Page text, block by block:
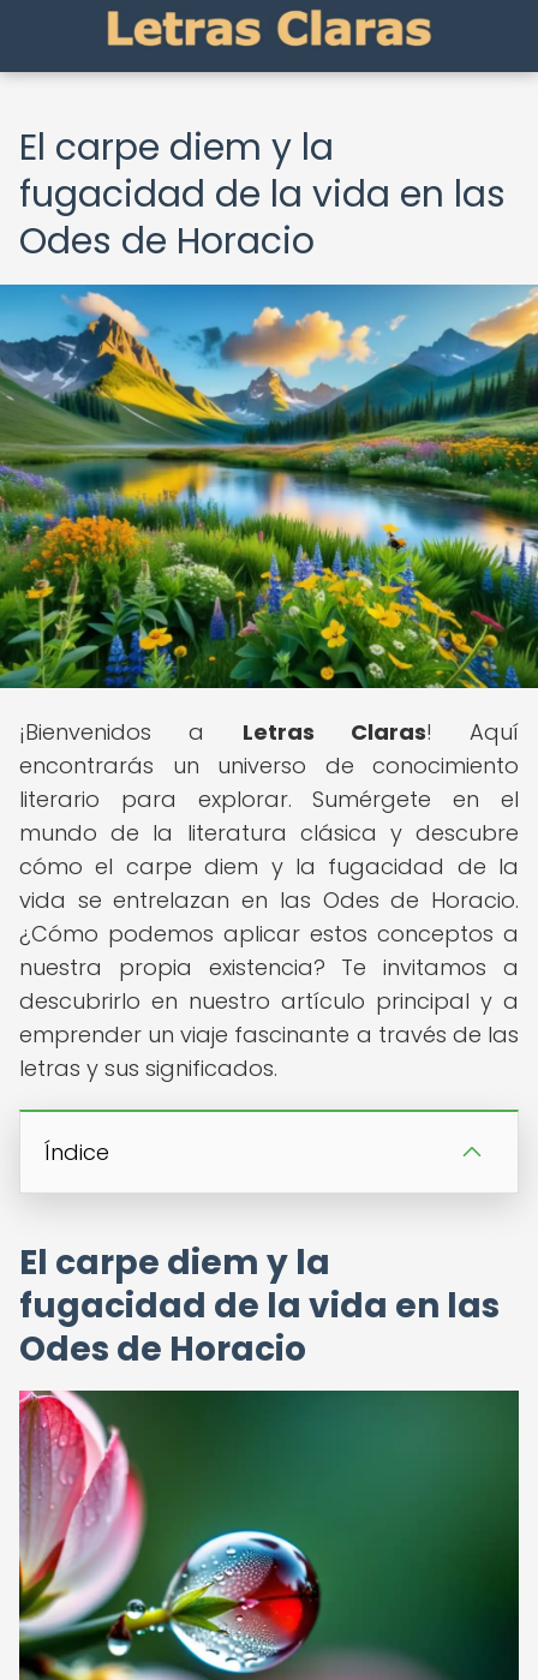
El carpe diem y la
fugacidad de la vida en las
Odes de Horacio
¡Bienvenidos a Letras Claras! Aquí
encontrarás un universo de conocimiento
literario para explorar. Sumérgete en el
mundo de la literatura clásica y descubre
cómo el carpe diem y la fugacidad de la
vida se entrelazan en las Odes de Horacio.
¿Cómo podemos aplicar estos conceptos a
nuestra propia existencia? Te invitamos a
descubrirlo en nuestro artículo principal y a
emprender un viaje fascinante a través de las
letras y sus significados.
Índice
El carpe diem y la
fugacidad de la vida en las
Odes de Horacio